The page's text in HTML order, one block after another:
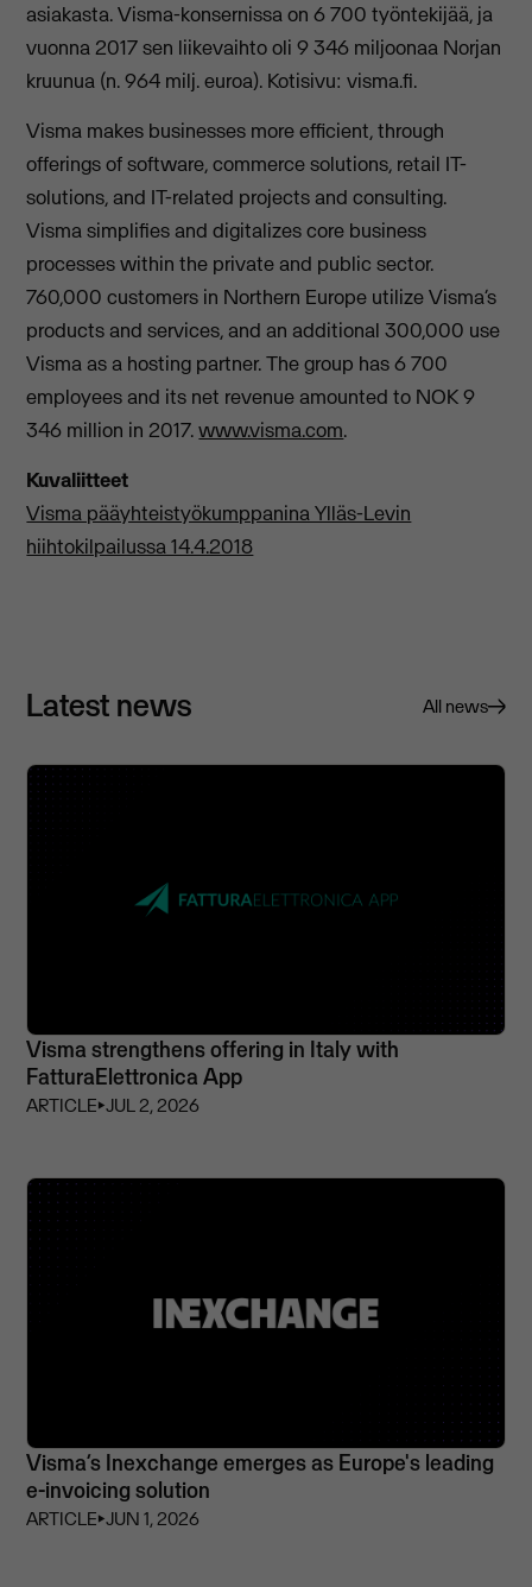
asiakasta. Visma-konsernissa on 6 700 työntekijää, ja
vuonna 2017 sen liikevaihto oli 9 346 miljoonaa Norjan
kruunua (n. 964 milj. euroa). Kotisivu: visma.fi.
Visma makes businesses more efficient, through
offerings of software, commerce solutions, retail IT-
solutions, and IT-related projects and consulting.
Visma simplifies and digitalizes core business
processes within the private and public sector.
760,000 customers in Northern Europe utilize Visma’s
products and services, and an additional 300,000 use
Visma as a hosting partner. The group has 6 700
employees and its net revenue amounted to NOK 9
346 million in 2017.www.visma.com.
Kuvaliitteet
Visma pääyhteistyökumppanina Ylläs-Levin
hiihtokilpailussa 14.4.2018
Latest news All news
Visma strengthens offering in Italy with
FatturaElettronica App
ARTICLE⏵JUL 2, 2026
Visma’s Inexchange emerges as Europe's leading
e-invoicing solution
ARTICLE⏵JUN 1, 2026